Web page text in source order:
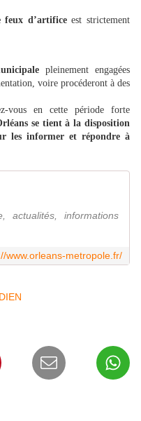
feux d’artificeest strictement
pleinement engagées
voire procéderont à des
vous en cette période forte
se tient à la disposition
les informer et répondre à
actualités, informations
www.orleans-metropole.fr/